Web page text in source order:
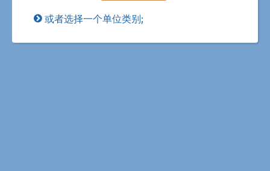
或者选择一个单位类别;